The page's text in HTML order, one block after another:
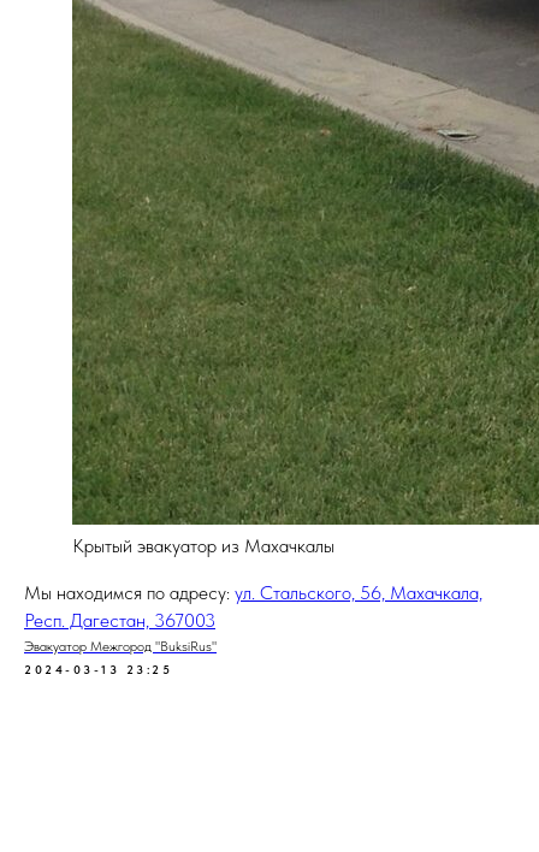
Крытый эвакуатор из Махачкалы
Мы находимся по адресу: ул. Стальского, 56, Махачкала,
Респ. Дагестан, 367003
Эвакуатор Межгород "BuksiRus"
2024-03-13 23:25